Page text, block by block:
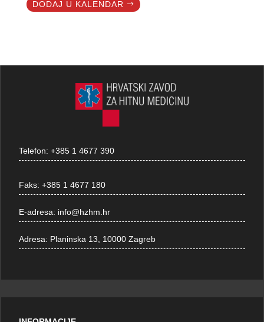
DODAJ U KALENDAR
Telefon:+385 1 4677 390
Faks:+385 1 4677 180
E-adresa: info@hzhm.hr
Adresa: Planinska 13, 10000 Zagreb